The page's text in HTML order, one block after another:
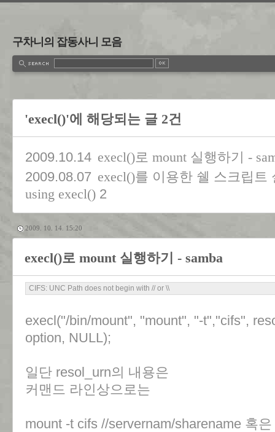
구차니의 잡동사니 모음
'execl()'에 해당되는 글 2건
2009.10.14 execl()로 mount 실행하기 -
2009.08.07 execl()를 이용한 쉘 스크립트
using execl() 2
2009. 10. 14. 15:20
execl()로 mount 실행하기 - samba
CIFS: UNC Path does not begin with // or \\
execl("/bin/mount", "mount", "-t","cifs",
option, NULL);
일단 resol_urn의 내용은
커맨드 라인상으로는
mount -t cifs //servernam/sharename 혹은